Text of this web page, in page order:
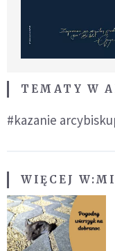
TEMATY W
#kazanie
WIĘCEJ W: